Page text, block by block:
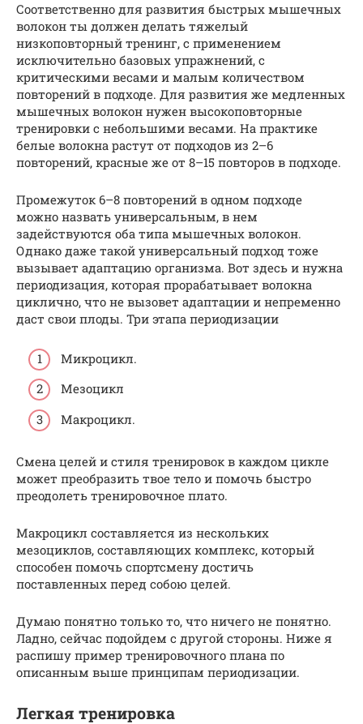
Соответственно для развития быстрых мышечных
волокон ты должен делать тяжелый
низкоповторный тренинг, с применением
исключительно базовых упражнений, с
критическими весами и малым количеством
повторений в подходе. Для развития же медленных
мышечных волокон нужен высокоповторные
тренировки с небольшими весами. На практике
белые волокна растут от подходов из 2–6
повторений, красные же от 8–15 повторов в подходе.
Промежуток 6–8 повторений в одном подходе
можно назвать универсальным, в нем
задействуются оба типа мышечных волокон.
Однако даже такой универсальный подход тоже
вызывает адаптацию организма. Вот здесь и нужна
периодизация, которая прорабатывает волокна
циклично, что не вызовет адаптации и непременно
даст свои плоды. Три этапа периодизации
Микроцикл.
Мезоцикл
Макроцикл.
Смена целей и стиля тренировок в каждом цикле
может преобразить твое тело и помочь быстро
преодолеть тренировочное плато.
Макроцикл составляется из нескольких
мезоциклов, составляющих комплекс, который
способен помочь спортсмену достичь
поставленных перед собою целей.
Думаю понятно только то, что ничего не понятно.
Ладно, сейчас подойдем с другой стороны. Ниже я
распишу пример тренировочного плана по
описанным выше принципам периодизации.
Легкая тренировка